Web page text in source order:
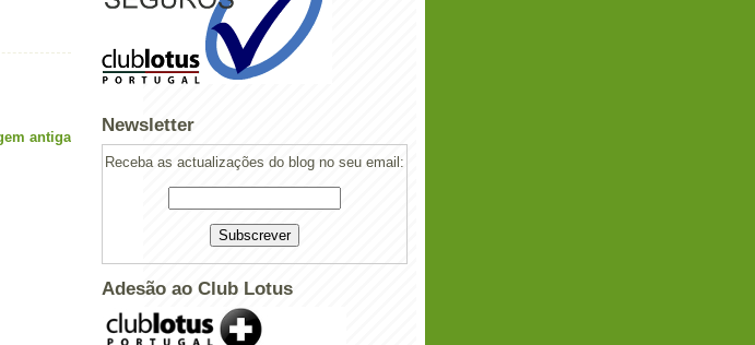
antiga
Newsletter
Receba as actualizações do blog no seu email:
Adesão ao Club Lotus